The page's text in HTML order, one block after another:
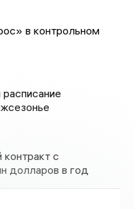
в контрольном
контракт с
долларов в год